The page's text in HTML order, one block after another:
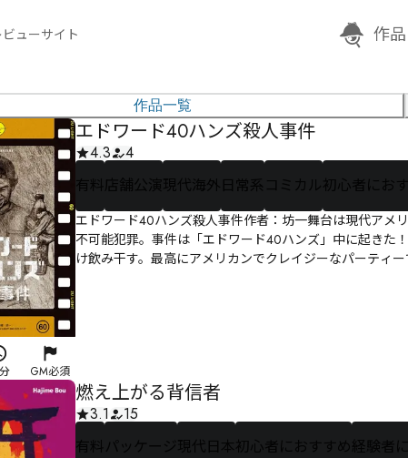
ューサイト 作品
作品一覧
GM必須
エドワード40ハンズ殺人事件
4.3
4
有料 店舗公演現代海外日常系 コミカル 初心者にお
エドワード40ハンズ殺人事件作者：坊一舞台は現代アメ
不可能犯罪。事件は「エドワード40ハンズ」中に起きた
け飲み干す。最高にアメリカンでクレイジーなパーティ
燃え上がる背信者
3.1
15
有料 パッケージ 現代日本 初心者におすすめ経験者